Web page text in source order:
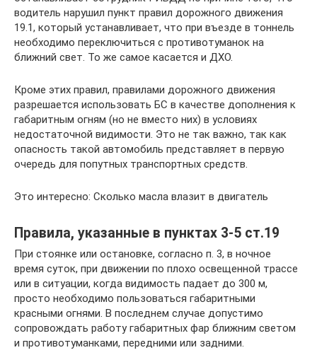
водитель нарушил пункт правил дорожного движения
19.1, который устанавливает, что при въезде в тоннель
необходимо переключиться с противотуманок на
ближний свет. То же самое касается и ДХО.
Кроме этих правил, правилами дорожного движения
разрешается использовать БС в качестве дополнения к
габаритным огням (но не вместо них) в условиях
недостаточной видимости. Это не так важно, так как
опасность такой автомобиль представляет в первую
очередь для попутных транспортных средств.
Это интересно: Сколько масла влазит в двигатель
Правила, указанные в пунктах 3-5 ст.19
При стоянке или остановке, согласно п. 3, в ночное
время суток, при движении по плохо освещенной трассе
или в ситуации, когда видимость падает до 300 м,
просто необходимо пользоваться габаритными
красными огнями. В последнем случае допустимо
сопровождать работу габаритных фар ближним светом
и противотуманками, передними или задними.